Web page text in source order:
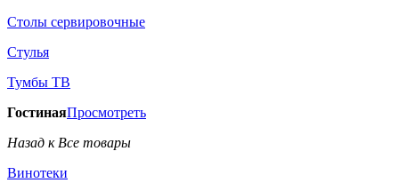
Столы сервировочные
Стулья
Тумбы ТВ
ГостинаяПросмотреть
Назад к Все товары
Винотеки